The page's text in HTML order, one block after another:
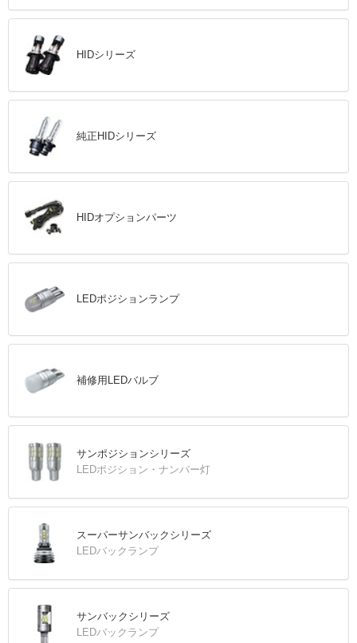
HIDシリーズ
純正HIDシリーズ
HIDオプションパーツ
LEDポジションランプ
補修用LEDバルブ
サンポジションシリーズ
LEDポジション・ナンバー灯
スーパーサンバックシリーズ
LEDバックランプ
サンバックシリーズ
LEDバックランプ